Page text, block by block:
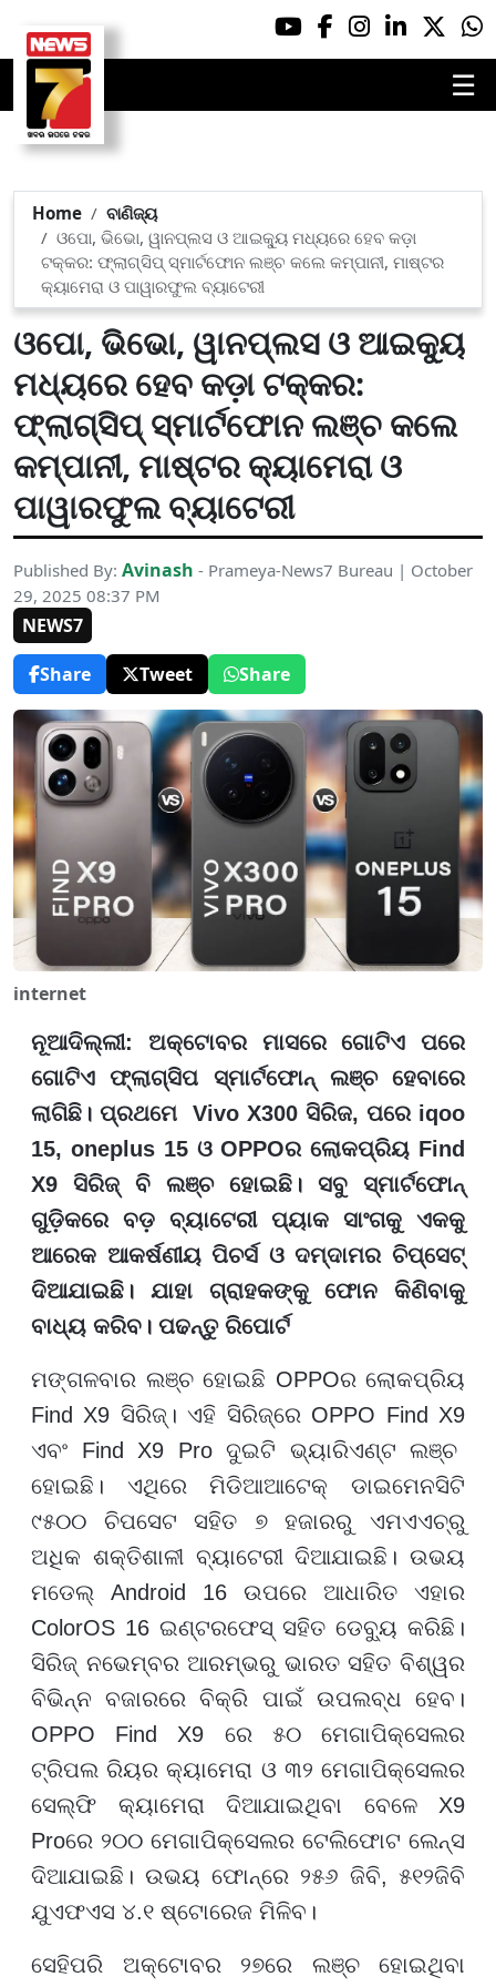
☰
Home
ବାଣିଜ୍ୟ
ଓପୋ, ଭିଭୋ, ୱାନପ୍ଲସ ଓ ଆଇକ୍ୟୁ ମଧ୍ୟରେ ହେବ କଡ଼ା
ଟକ୍କର: ଫ୍ଲାଗ୍‌ସିପ୍‌ ସ୍ମାର୍ଟଫୋନ ଲଞ୍ଚ କଲେ କମ୍ପାନୀ, ମାଷ୍ଟର
କ୍ୟାମେରା ଓ ପାୱାରଫୁଲ ବ୍ୟାଟେରୀ
ଓପୋ, ଭିଭୋ, ୱାନପ୍ଲସ ଓ ଆଇକ୍ୟୁ
ମଧ୍ୟରେ ହେବ କଡ଼ା ଟକ୍କର:
ଫ୍ଲାଗ୍‌ସିପ୍‌ ସ୍ମାର୍ଟଫୋନ ଲଞ୍ଚ କଲେ
କମ୍ପାନୀ, ମାଷ୍ଟର କ୍ୟାମେରା ଓ
ପାୱାରଫୁଲ ବ୍ୟାଟେରୀ
Published By: Avinash - Prameya-News7 Bureau | October
29, 2025 08:37 PM
NEWS7
Share
Tweet Share
internet
ନୂଆଦିଲ୍ଲୀ: ଅକ୍ଟୋବର ମାସରେ ଗୋଟିଏ ପରେ
ଗୋଟିଏ ଫ୍ଲାଗ୍‌ସିପ ସ୍ମାର୍ଟଫୋନ୍ ଲଞ୍ଚ ହେବାରେ
ଲାଗିଛି। ପ୍ରଥମେ Vivo X300 ସିରିଜ, ପରେ iqoo
15, oneplus 15ଓOPPOର ଲୋକପ୍ରିୟ Find
X9 ସିରିଜ୍ ବି ଲଞ୍ଚ ହୋଇଛି। ସବୁ ସ୍ମାର୍ଟଫୋନ୍
ଗୁଡ଼ିକରେ ବଡ଼ ବ୍ୟାଟେରୀ ପ୍ୟାକ ସାଂଗକୁ ଏକକୁ
ଆରେକ ଆକର୍ଷଣୀୟ ପିଚର୍ସ ଓ ଦମ୍‌ଦାମର ଚିପ୍‌ସେଟ୍
ଦିଆଯାଇଛି। ଯାହା ଗ୍ରାହକଙ୍କୁ ଫୋନ କିଣିବାକୁ
ବାଧ୍ୟ କରିବ। ପଢନ୍ତୁ ରିପୋର୍ଟ
ମଙ୍ଗଳବାର ଲଞ୍ଚ ହୋଇଛି OPPOର ଲୋକପ୍ରିୟ
Find X9 ସିରିଜ୍। ଏହି ସିରିଜ୍‌ରେ OPPO Find X9
ଏବଂ Find X9 Proଦୁଇଟି ଭ୍ୟାରିଏଣ୍ଟ ଲଞ୍ଚ
ହୋଇଛି। ଏଥିରେ ମିଡିଆଆଟେକ୍ ଡାଇମେନସିଟି
୯୫୦୦ ଚିପସେଟ ସହିତ ୭ ହଜାରରୁ ଏମଏଏଚ୍‌ରୁ
ଅଧିକ ଶକ୍ତିଶାଳୀ ବ୍ୟାଟେରୀ ଦିଆଯାଇଛି। ଉଭୟ
ମଡେଲ୍ Android 16 ଉପରେ ଆଧାରିତ ଏହାର
ColorOS 16ଇଣ୍ଟରଫେସ୍ ସହିତ ଡେବ୍ୟୁ କରିଛି।
ସିରିଜ୍ ନଭେମ୍ବର ଆରମ୍ଭରୁ ଭାରତ ସହିତ ବିଶ୍ୱର
ବିଭିନ୍ନ ବଜାରରେ ବିକ୍ରି ପାଇଁ ଉପଲବ୍ଧ ହେବ।
OPPO Find X9 ରେ ୫୦ ମେଗାପିକ୍ସେଲର
ଟ୍ରିପଲ ରିୟର କ୍ୟାମେରା ଓ ୩୨ ମେଗାପିକ୍ସେଲର
ସେଲ୍‌ଫି କ୍ୟାମେରା ଦିଆଯାଇଥିବା ବେଳେ X9
Proରେ ୨୦୦ ମେଗାପିକ୍ସେଲର ଟେଲିଫୋଟ ଲେନ୍ସ
ଦିଆଯାଇଛି। ଉଭୟ ଫୋନ୍‌ରେ ୨୫୬ ଜିବି, ୫୧୨ଜିବି
ଯୁଏଫଏସ ୪.୧ ଷ୍ଟୋରେଜ ମିଳିବ।
ସେହିପରି ଅକ୍ଟୋବର ୨୭ରେ ଲଞ୍ଚ ହୋଇଥିବା